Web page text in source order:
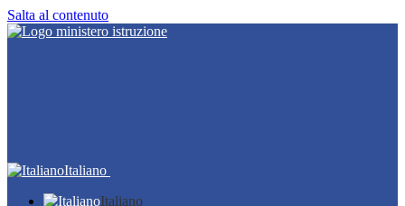
Salta al contenuto
Italiano
Italiano